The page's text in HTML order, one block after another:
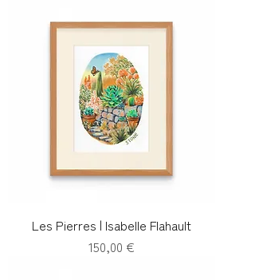
Les Pierres | Isabelle Flahault
Prix
150,00 €